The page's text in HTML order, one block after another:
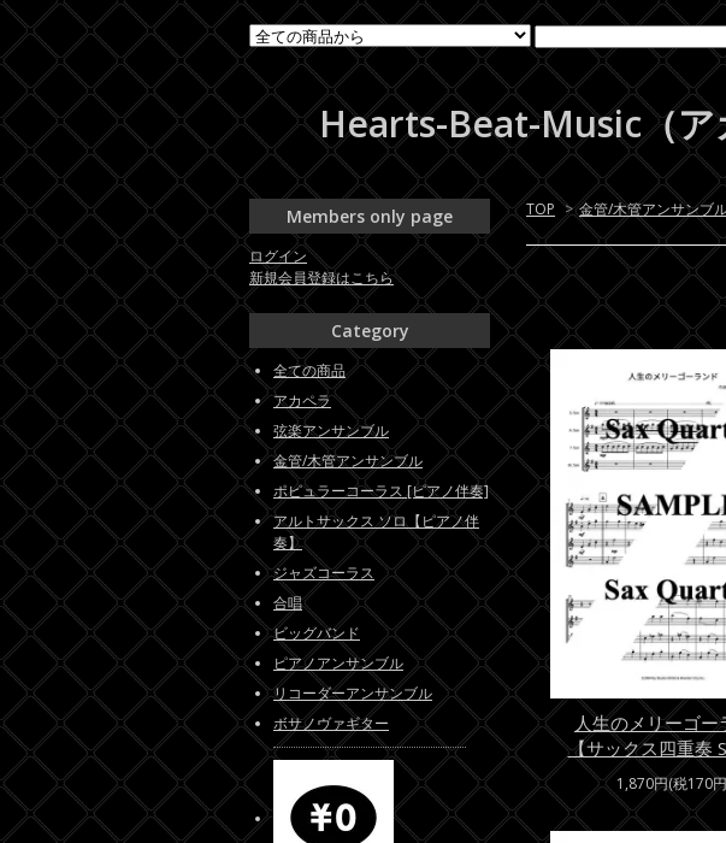
Hearts-Beat-Music（ア
TOP > 金管/木管アンサンブ
人生のメリーゴー
【サックス四重奏
1,870円(税170
Members only page
ログイン
新規会員登録はこちら
Category
全ての商品
アカペラ
弦楽アンサンブル
金管/木管アンサンブル
ポピュラーコーラス [ピアノ伴奏]
アルトサックス ソロ【ピアノ伴
奏】
ジャズコーラス
合唱
ビッグバンド
ピアノアンサンブル
リコーダーアンサンブル
ボサノヴァギター